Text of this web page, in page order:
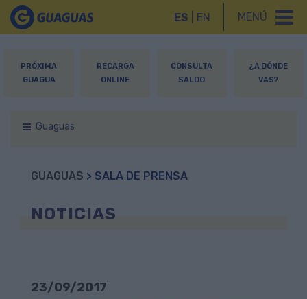
MENÚ
ES EN
PRÓXIMA
GUAGUA
RECARGA
ONLINE
CONSULTA
SALDO
¿A DÓNDE
VAS?
Guaguas
GUAGUAS > SALA DE PRENSA
NOTICIAS
23/09/2017